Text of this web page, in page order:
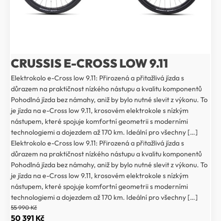
CRUSSIS E-CROSS LOW 9.11
Elektrokolo e-Cross low 9.11: Přirozená a přitažlivá jízda s
důrazem na praktičnost nízkého nástupu a kvalitu komponentů
Pohodlná jízda bez námahy, aniž by bylo nutné slevit z výkonu. To
je jízda na e-Cross low 9.11, krosovém elektrokole s nízkým
nástupem, které spojuje komfortní geometrii s moderními
technologiemi a dojezdem až 170 km. Ideální pro všechny […]
Elektrokolo e-Cross low 9.11: Přirozená a přitažlivá jízda s
důrazem na praktičnost nízkého nástupu a kvalitu komponentů
Pohodlná jízda bez námahy, aniž by bylo nutné slevit z výkonu. To
je jízda na e-Cross low 9.11, krosovém elektrokole s nízkým
nástupem, které spojuje komfortní geometrii s moderními
technologiemi a dojezdem až 170 km. Ideální pro všechny […]
55 990Kč
Původní
50 391 KčAktuální